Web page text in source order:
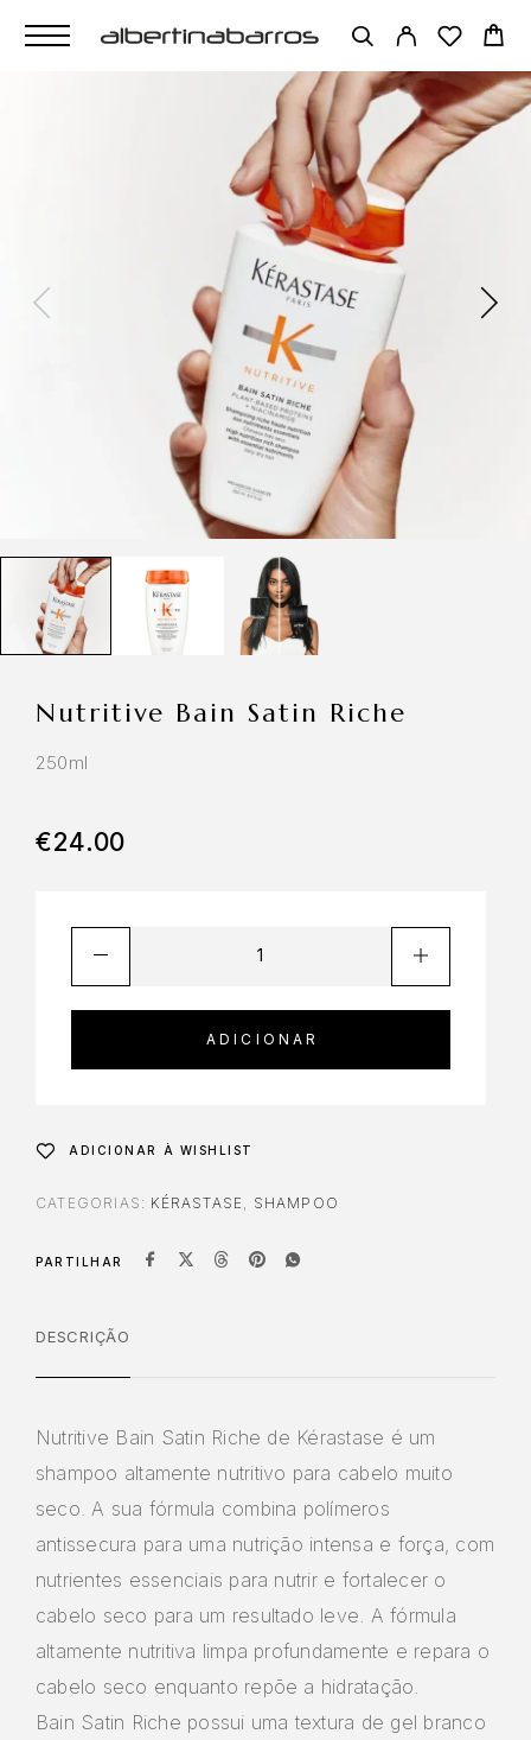
Nutritive Bain Satin Riche
250ml
€24.00
ADICIONAR
ADICIONAR À WISHLIST
CATEGORIAS: KÉRASTASE SHAMPOO
PARTILHAR
DESCRIÇÃO
Nutritive Bain Satin Riche de Kérastase é um
shampoo altamente nutritivo para cabelo muito
seco. A sua fórmula combina polímeros
antissecura para uma nutrição intensa e força, com
nutrientes essenciais para nutrir e fortalecer o
cabelo seco para um resultado leve. A fórmula
altamente nutritiva limpa profundamente e repara o
cabelo seco enquanto repõe a hidratação.
Bain Satin Riche possui uma textura de gel branco